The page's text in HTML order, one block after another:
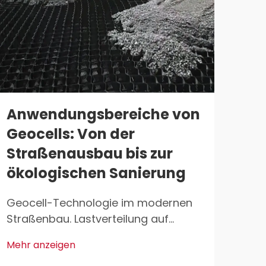
Anwendungsbereiche von
Geocells: Von der
Straßenausbau bis zur
ökologischen Sanierung
Geocell-Technologie im modernen
Straßenbau. Lastverteilung auf
Geocells verbessern die
Mehr anzeigen